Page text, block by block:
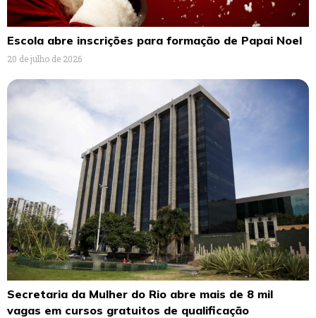
Escola abre inscrições para formação de Papai Noel
20 de julho de 2026
Secretaria da Mulher do Rio abre mais de 8 mil
vagas em cursos gratuitos de qualificação